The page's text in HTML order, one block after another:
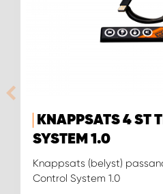
KNAPPSATS 4 ST
SYSTEM 1.0
Knappsats (belyst)
Control System 1.0